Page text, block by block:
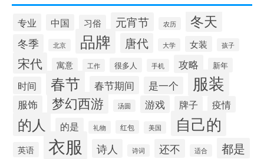
专业 中国 习俗 元宵节 农历 冬天
冬季 北京 品牌 唐代 大学 女装 孩子
宋代 寓意 工作 很多人 手机 攻略 新年
时间 春节 春节期间 是一个 服装
服饰 梦幻西游 汤圆 游戏 牌子 疫情
的人 的是 礼物 红包 美国 自己的
英语 衣服 诗人 诗词 还不 适合 都是